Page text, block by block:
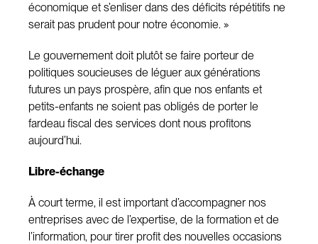
économique et s’enliser dans des déficits répétitifs ne
serait pas prudent pour notre économie. »
Le gouvernement doit plutôt se faire porteur de
politiques soucieuses de léguer aux générations
futures un pays prospère, afin que nos enfants et
petits-enfants ne soient pas obligés de porter le
fardeau fiscal des services dont nous profitons
aujourd’hui.
Libre-échange
À court terme, il est important d’accompagner nos
entreprises avec de l’expertise, de la formation et de
l’information, pour tirer profit des nouvelles occasions